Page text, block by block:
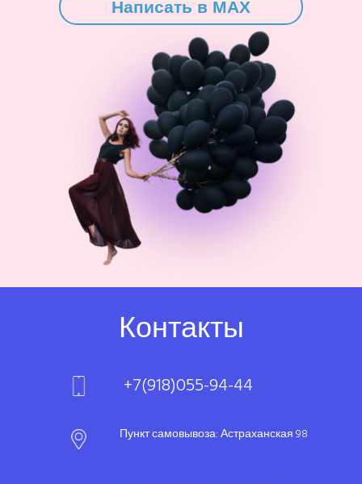
Написать в MAX
Контакты
Пункт самовывоза: Астраханская 98
+7(918)055-94-44